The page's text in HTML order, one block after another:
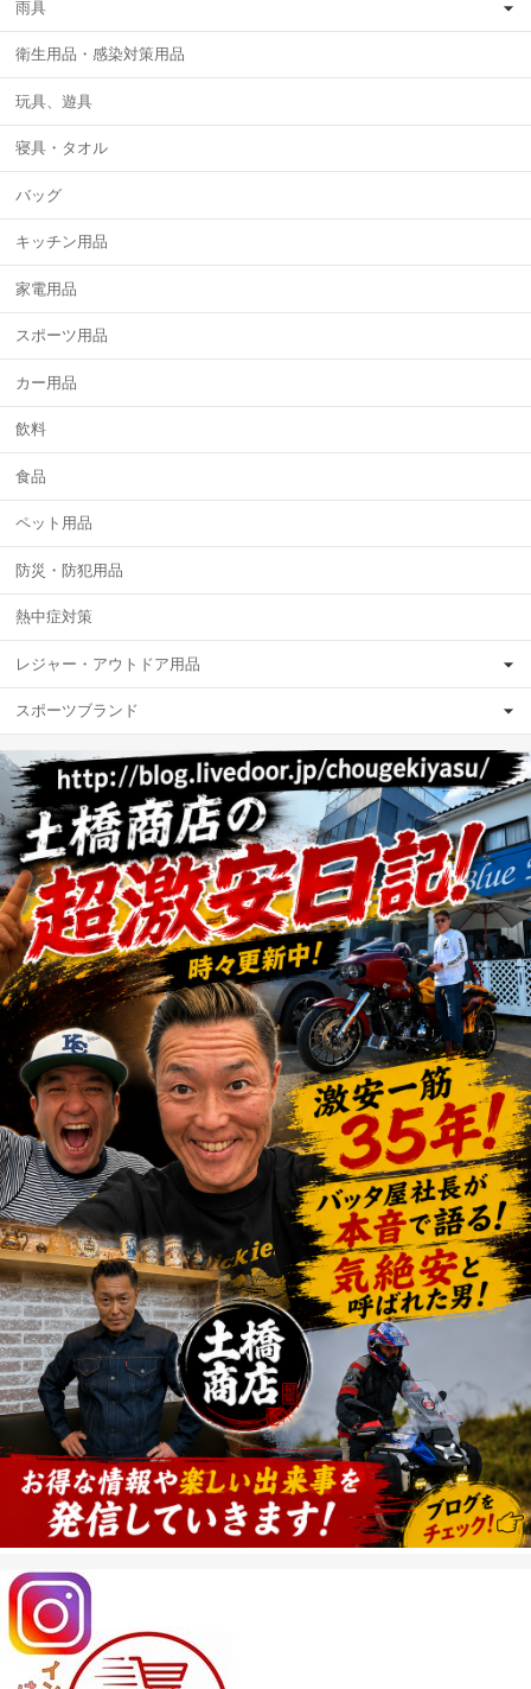
雨具
衛生用品・感染対策用品
玩具、遊具
寝具・タオル
バッグ
キッチン用品
家電用品
スポーツ用品
カー用品
飲料
食品
ペット用品
防災・防犯用品
熱中症対策
レジャー・アウトドア用品
スポーツブランド